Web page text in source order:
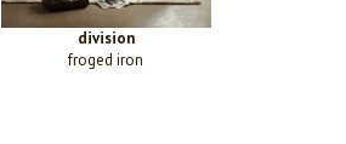
division
froged iron